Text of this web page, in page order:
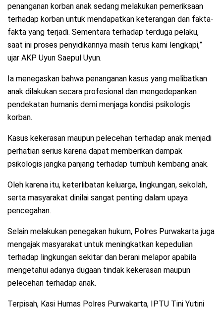
penanganan korban anak sedang melakukan pemeriksaan
terhadap korban untuk mendapatkan keterangan dan fakta-
fakta yang terjadi. Sementara terhadap terduga pelaku,
saat ini proses penyidikannya masih terus kami lengkapi,”
ujar AKP Uyun Saepul Uyun.
Ia menegaskan bahwa penanganan kasus yang melibatkan
anak dilakukan secara profesional dan mengedepankan
pendekatan humanis demi menjaga kondisi psikologis
korban.
Kasus kekerasan maupun pelecehan terhadap anak menjadi
perhatian serius karena dapat memberikan dampak
psikologis jangka panjang terhadap tumbuh kembang anak.
Oleh karena itu, keterlibatan keluarga, lingkungan, sekolah,
serta masyarakat dinilai sangat penting dalam upaya
pencegahan.
Selain melakukan penegakan hukum, Polres Purwakarta juga
mengajak masyarakat untuk meningkatkan kepedulian
terhadap lingkungan sekitar dan berani melapor apabila
mengetahui adanya dugaan tindak kekerasan maupun
pelecehan terhadap anak.
Terpisah, Kasi Humas Polres Purwakarta, IPTU Tini Yutini